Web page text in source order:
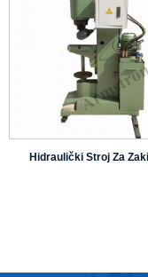
Hidraulički Stroj Za